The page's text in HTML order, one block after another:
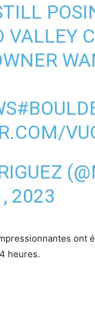
VALLEY
2023
ont
heures.